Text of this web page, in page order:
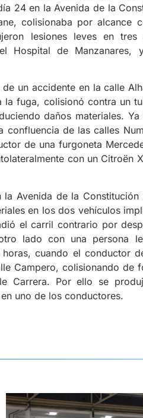
24 en la Avenida de la
colisionaba por alcance
lesiones leves en
Hospital de Manzanares,
accidente en la calle
fuga, colisionó contra un
daños materiales.
de las calles
de una furgoneta
con un Citroën
de la Constitución
en los dos vehículos
el carril contrario por
lado con una persona
cuando el conductor
Campero, colisionando de
Carrera. Por ello se
uno de los conductores.